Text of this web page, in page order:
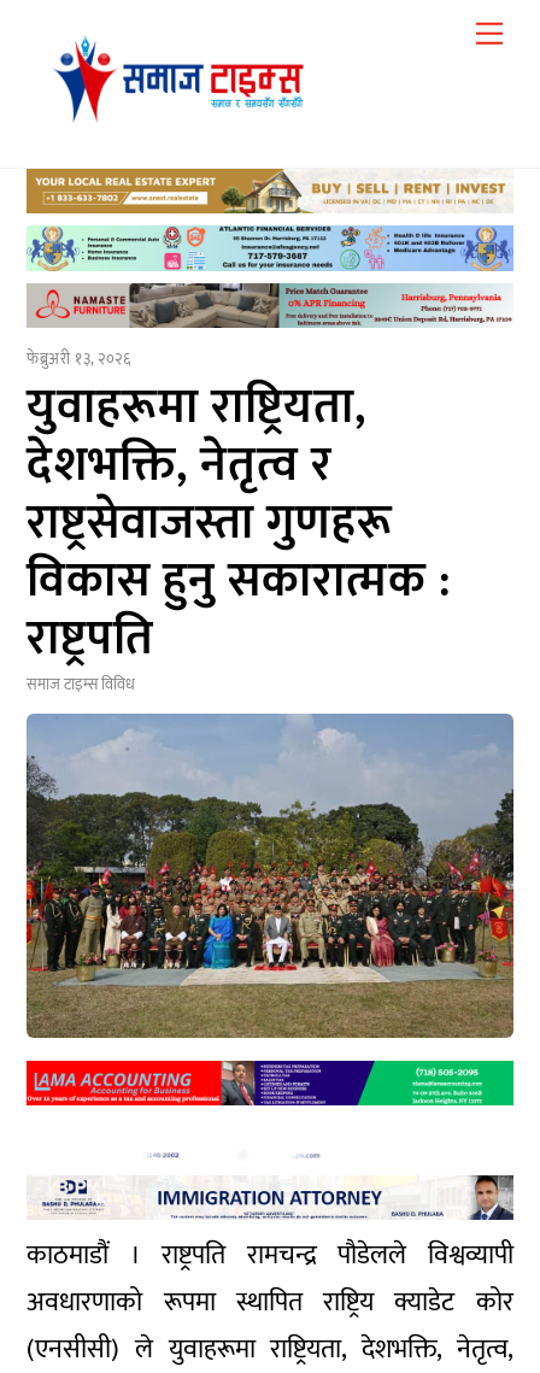
content
फेब्रुअरी १३, २०२६
युवाहरूमा राष्ट्रियता,
देशभक्ति, नेतृत्व र
राष्ट्रसेवाजस्ता गुणहरू
विकास हुनु सकारात्मक :
राष्ट्रपति
समाज टाइम्सविविध
काठमाडौं । राष्ट्रपति रामचन्द्र पौडेलले विश्वव्यापी
अवधारणाको रूपमा स्थापित राष्ट्रिय क्याडेट कोर
(एनसीसी) ले युवाहरूमा राष्ट्रियता, देशभक्ति, नेतृत्व,